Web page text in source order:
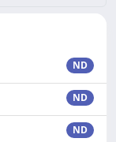
ND
ND
ND